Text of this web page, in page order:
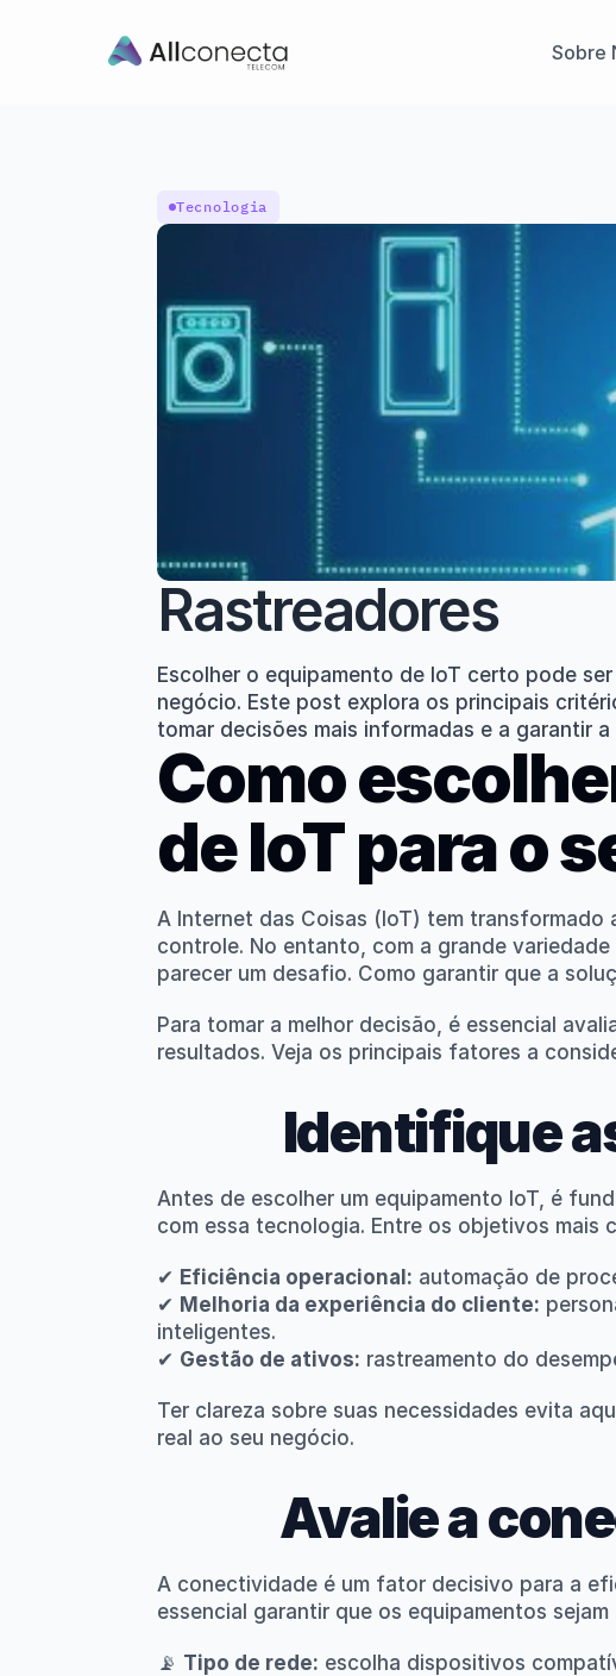
Tecnologia
Rastreadores
Escolher o equipamento de IoT certo pode
negócio. Este post explora os principais
tomar decisões mais informadas e a garantir
Como
de IoT para o
A Internet das Coisas (IoT) tem transformado
controle. No entanto, com a grande
parecer um desafio. Como garantir que a
Para tomar a melhor decisão, é essencial
resultados. Veja os principais fatores a
Identifique
Antes de escolher um equipamento IoT, é
com essa tecnologia. Entre os objetivos mais
✔ Eficiência operacional: automação de
✔ Melhoria da experiência do cliente:
inteligentes.
✔ Gestão de ativos: rastreamento do
Ter clareza sobre suas necessidades evita
real ao seu negócio.
Avalie a
A conectividade é um fator decisivo para a
essencial garantir que os equipamentos
📡 Tipo de rede: escolha dispositivos
Sobre